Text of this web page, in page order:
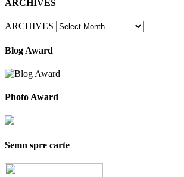
ARCHIVES
ARCHIVES
Blog Award
Photo Award
Semn spre carte